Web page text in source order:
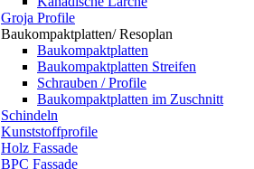
Groja Profile
Baukompaktplatten/ Resoplan
Baukompaktplatten
Baukompaktplatten Streifen
Schrauben / Profile
Baukompaktplatten im Zuschnitt
Schindeln
Kunststoffprofile
Holz Fassade
BPC Fassade